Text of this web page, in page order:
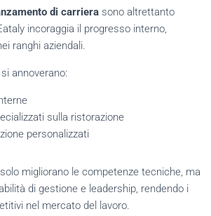
di carriera sono altrettanto
incoraggia il progresso interno,
ranghi aziendali.
annoverano:
sulla ristorazione
personalizzati
migliorano le competenze tecniche, ma
di gestione e leadership, rendendo i
nel mercato del lavoro.